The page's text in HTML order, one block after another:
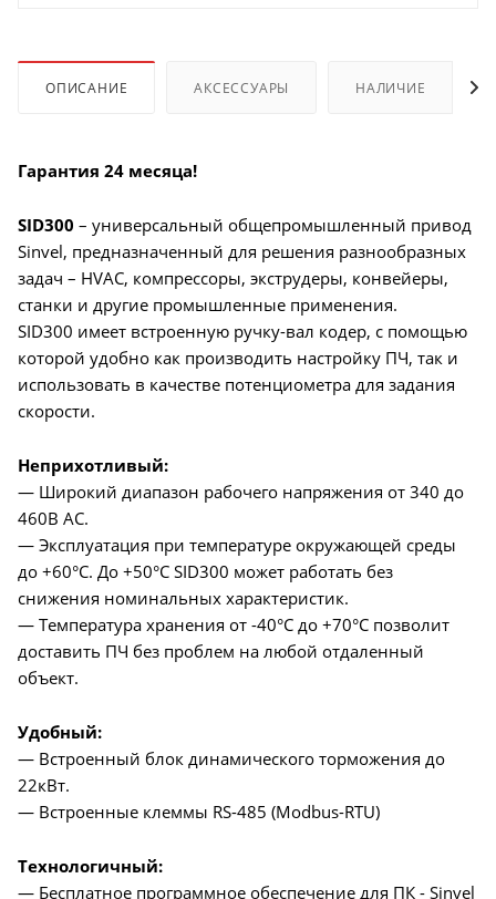
ОПИСАНИЕ АКСЕССУАРЫ НАЛИЧИЕ
Гарантия 24 месяца!
SID300 – универсальный общепромышленный привод
Sinvel, предназначенный для решения разнообразных
задач – HVAC, компрессоры, экструдеры, конвейеры,
станки и другие промышленные применения.
SID300 имеет встроенную ручку-вал кодер, с помощью
которой удобно как производить настройку ПЧ, так и
использовать в качестве потенциометра для задания
скорости.
Неприхотливый:
— Широкий диапазон рабочего напряжения от 340 до
460В AC.
— Эксплуатация при температуре окружающей среды
до +60°C. До +50°C SID300 может работать без
снижения номинальных характеристик.
— Температура хранения от -40°C до +70°C позволит
доставить ПЧ без проблем на любой отдаленный
объект.
Удобный:
— Встроенный блок динамического торможения до
22кВт.
— Встроенные клеммы RS-485 (Modbus-RTU)
Технологичный:
— Бесплатное программное обеспечение для ПК - Sinvel